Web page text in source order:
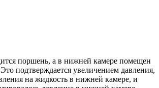
поршень, а в нижней камере помещен
подтверждается увеличением давления,
на жидкость в нижней камере, и